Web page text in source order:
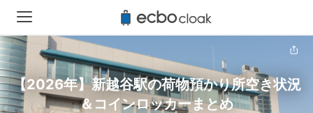
【2026年】新越谷駅の荷物預かり所空き状況
＆コインロッカーまとめ